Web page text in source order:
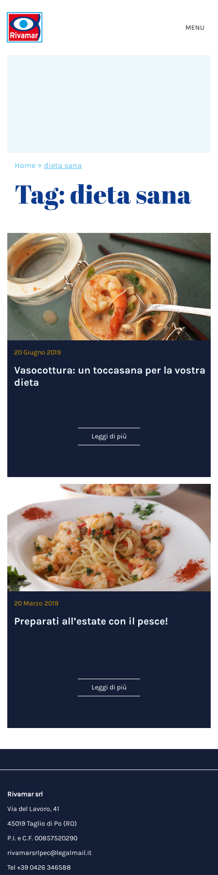
MENU
Home » dieta sana
Tag:dieta sana
20 Giugno 2019
Vasocottura: un toccasana per la vostra
dieta
Leggi di più
20 Marzo 2019
Preparati all’estate con il pesce!
Leggi di più
Rivamar srl
Via del Lavoro, 41
45019 Taglio di Po (RO)
P.I. e C.F. 00857520290
rivamarsrlpec@legalmail.it
Tel +39 0426 346588